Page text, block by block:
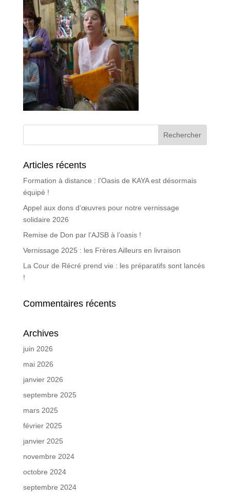
Articles récents
Formation à distance : l’Oasis de KAYA est désormais
équipé !
Appel aux dons d’œuvres pour notre vernissage
solidaire 2026
Remise de Don par l’AJSB à l’oasis !
Vernissage 2025 : les Frères Ailleurs en livraison
La Cour de Récré prend vie : les préparatifs sont lancés
!
Commentaires récents
Archives
juin 2026
mai 2026
janvier 2026
septembre 2025
mars 2025
février 2025
janvier 2025
novembre 2024
octobre 2024
septembre 2024